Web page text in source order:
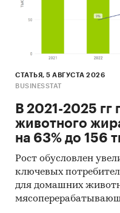
порталы
Методы:
принимают
лет и старше,
СТАТЬЯ, 5 АВГУСТА 2026
BUSINESSTAT
В 2021-2025 гг
животного
на 63% до 156
Рост обусловлен
ключевых
для домашних